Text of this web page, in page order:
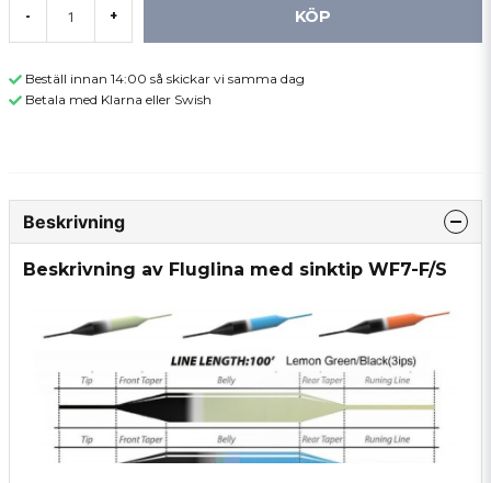
- + KÖP
Beställ innan 14:00 så skickar vi samma dag
Betala med Klarna eller Swish
Beskrivning
Beskrivning av Fluglina med sinktip WF7-F/S